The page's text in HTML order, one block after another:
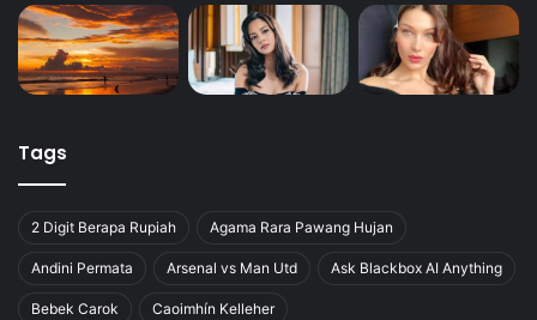
Tags
2 Digit Berapa Rupiah Agama Rara Pawang Hujan
Andini Permata Arsenal vs Man Utd Ask Blackbox AI Anything
Bebek Carok Caoimhín Kelleher